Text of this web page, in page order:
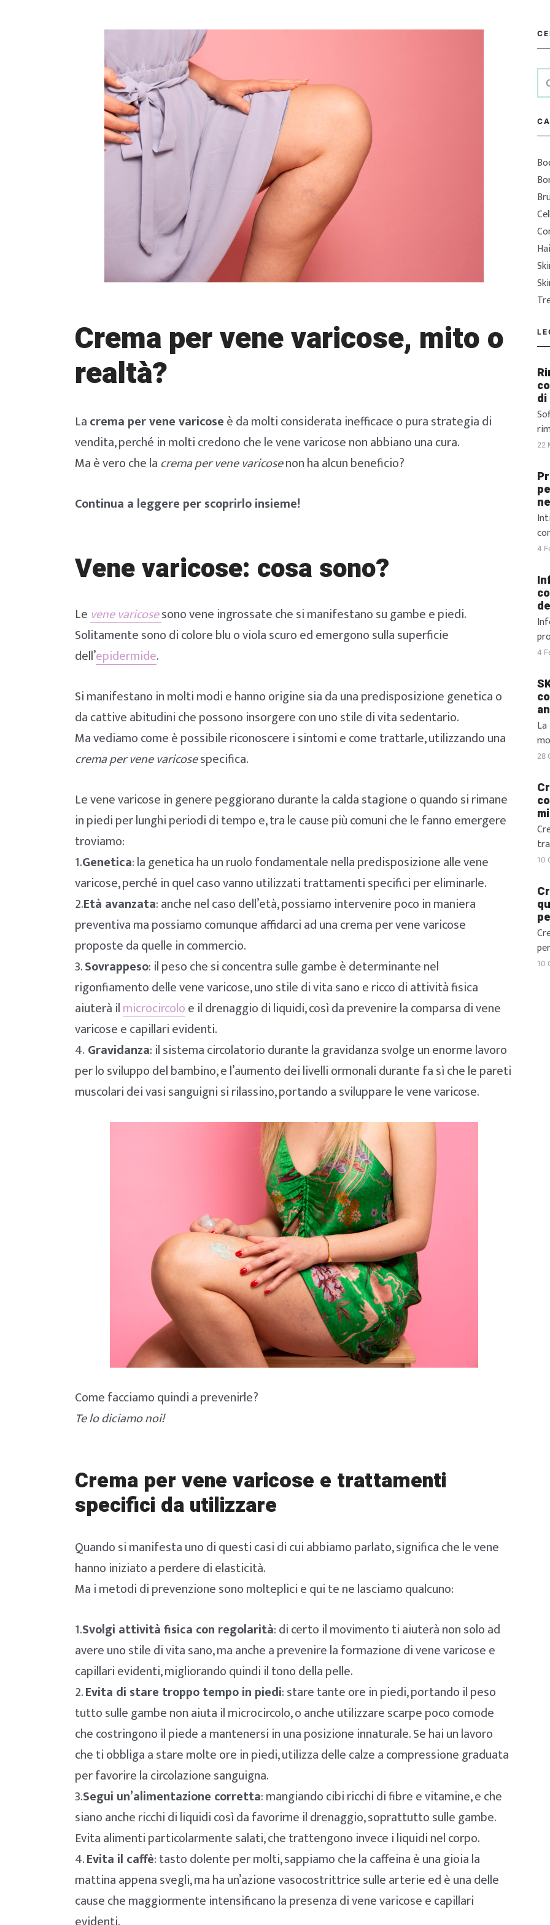
Crema per vene varicose, mito o
realtà?
Lacrema per vene varicoseè da molti considerata inefficace o pura strategia di
vendita, perché in molti credono che le vene varicose non abbiano una cura.
Ma è vero che lacrema per vene varicosenon ha alcun beneficio?
Continua a leggere per scoprirlo insieme!
Vene varicose: cosa sono?
Le vene varicosesono vene ingrossate che si manifestano su gambe e piedi.
Solitamente sono di colore blu o viola scuro ed emergono sulla superficie
dell’epidermide.
Si manifestano in molti modi e hanno origine sia da una predisposizione genetica o
da cattive abitudini che possono insorgere con uno stile di vita sedentario.
Ma vediamo come è possibile riconoscere i sintomi e come trattarle, utilizzando una
crema per vene varicosespecifica.
Le vene varicose in genere peggiorano durante la calda stagione o quando si rimane
in piedi per lunghi periodi di tempo e, tra le cause più comuni che le fanno emergere
troviamo:
1.Genetica: la genetica ha un ruolo fondamentale nella predisposizione alle vene
varicose, perché in quel caso vanno utilizzati trattamenti specifici per eliminarle.
2.Età avanzata: anche nel caso dell’età, possiamo intervenire poco in maniera
preventiva ma possiamo comunque affidarci ad una crema per vene varicose
proposte da quelle in commercio.
3.Sovrappeso: il peso che si concentra sulle gambe è determinante nel
rigonfiamento delle vene varicose, uno stile di vita sano e ricco di attività fisica
aiuterà ilmicrocircoloe il drenaggio di liquidi, così da prevenire la comparsa di vene
varicose e capillari evidenti.
4. Gravidanza: il sistema circolatorio durante la gravidanza svolge un enorme lavoro
per lo sviluppo del bambino, e l’aumento dei livelli ormonali durante fa sì che le pareti
muscolari dei vasi sanguigni si rilassino, portando a sviluppare le vene varicose.
Come facciamo quindi a prevenirle?
Te lo diciamo noi!
Crema per vene varicose e trattamenti
specifici da utilizzare
Quando si manifesta uno di questi casi di cui abbiamo parlato, significa che le vene
hanno iniziato a perdere di elasticità.
Ma i metodi di prevenzione sono molteplici e qui te ne lasciamo qualcuno:
1.Svolgi attività fisica con regolarità: di certo il movimento ti aiuterà non solo ad
avere uno stile di vita sano, ma anche a prevenire la formazione di vene varicose e
capillari evidenti, migliorando quindi il tono della pelle.
2.Evita di stare troppo tempo in piedi: stare tante ore in piedi, portando il peso
tutto sulle gambe non aiuta il microcircolo, o anche utilizzare scarpe poco comode
che costringono il piede a mantenersi in una posizione innaturale. Se hai un lavoro
che ti obbliga a stare molte ore in piedi, utilizza delle calze a compressione graduata
per favorire la circolazione sanguigna.
3.Segui un’alimentazione corretta: mangiando cibi ricchi di fibre e vitamine, e che
siano anche ricchi di liquidi così da favorirne il drenaggio, soprattutto sulle gambe.
Evita alimenti particolarmente salati, che trattengono invece i liquidi nel corpo.
4.Evita il caffè: tasto dolente per molti, sappiamo che la caffeina è una gioia la
mattina appena svegli, ma ha un’azione vasocostrittrice sulle arterie ed è una delle
cause che maggiormente intensificano la presenza di vene varicose e capillari
in
22
A
di
[…]
4
In
4
28
10
10